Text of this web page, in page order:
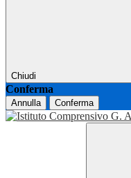
Chiudi
Conferma
Annulla Conferma